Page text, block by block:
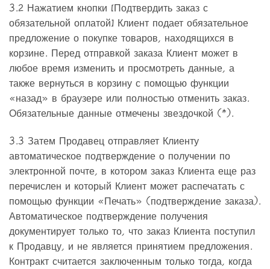
3.2 Нажатием кнопки [Подтвердить заказ с
обязательной оплатой] Клиент подает обязательное
предложение о покупке товаров, находящихся в
корзине. Перед отправкой заказа Клиент может в
любое время изменить и просмотреть данные, а
также вернуться в корзину с помощью функции
«назад» в браузере или полностью отменить заказ.
Обязательные данные отмечены звездочкой (*).
3.3 Затем Продавец отправляет Клиенту
автоматическое подтверждение о получении по
электронной почте, в котором заказ Клиента еще раз
перечислен и который Клиент может распечатать с
помощью функции «Печать» (подтверждение заказа).
Автоматическое подтверждение получения
документирует только то, что заказ Клиента поступил
к Продавцу, и не является принятием предложения.
Контракт считается заключенным только тогда, когда